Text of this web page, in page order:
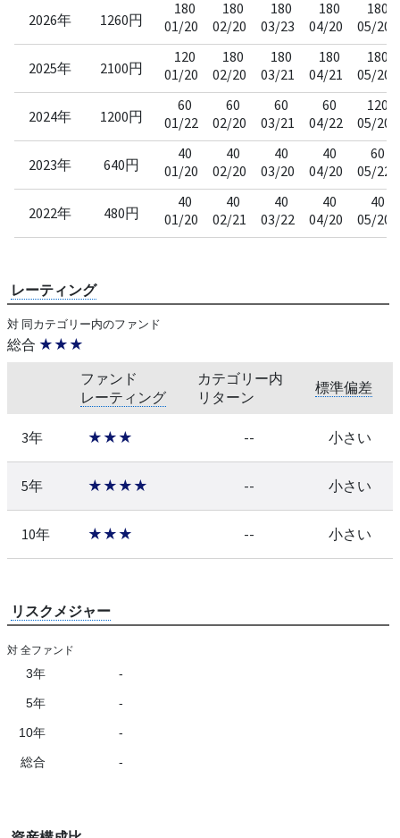
2026年 1260円
180
01/20
180
02/20
180
03/23
180
04/20
180
05/20
2025年 2100円
120
01/20
180
02/20
180
03/21
180
04/21
180
05/20
2024年 1200円
60
01/22
60
02/20
60
03/21
60
04/22
120
05/20
2023年 640円
40
01/20
40
02/20
40
03/20
40
04/20
60
05/22
2022年 480円
40
01/20
40
02/21
40
03/22
40
04/20
40
05/20
レーティング
対 同カテゴリー内のファンド
総合 ★★★
ファンド
レーティング
カテゴリー内
リターン
標準偏差
3年 ★★★ -- 小さい
5年 ★★★★ -- 小さい
10年 ★★★ -- 小さい
リスクメジャー
対 全ファンド
3年 -
5年 -
10年 -
総合 -